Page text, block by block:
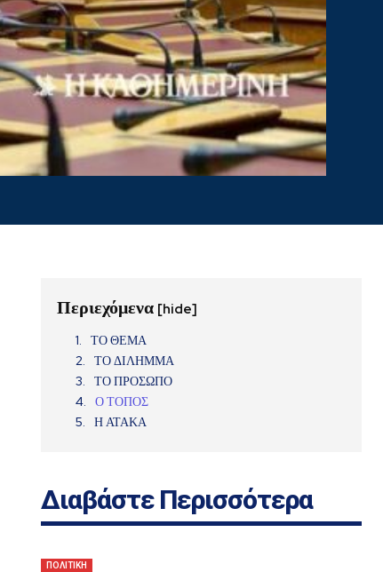
Περιεχόμενα [hide]
ΤΟ ΘΕΜΑ
ΤΟ ΔΙΛΗΜΜΑ
ΤΟ ΠΡΟΣΩΠΟ
Ο ΤΟΠΟΣ
Η ΑΤΑΚΑ
Διαβάστε Περισσότερα
ΠΟΛΙΤΙΚΗ